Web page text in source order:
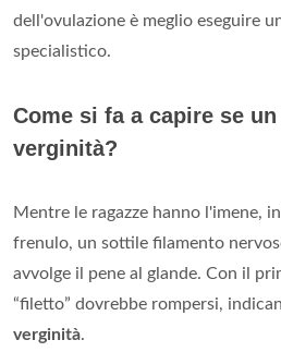
dell'ovulazione è meglio eseguire
specialistico.
Come si fa a capire se
verginità?
Mentre le ragazze hanno l'imene,
frenulo, un sottile filamento
avvolge il pene al glande. Con il
“filetto” dovrebbe rompersi,
verginità.